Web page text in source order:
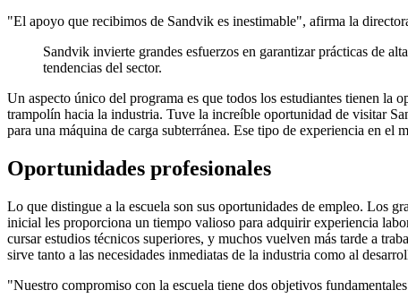
"El apoyo que recibimos de Sandvik es inestimable", afirma la
Sandvik invierte grandes esfuerzos en garantizar prácticas de
tendencias del sector.
Un aspecto único del programa es que todos los estudiantes tienen la
trampolín hacia la industria. Tuve la increíble oportunidad de visitar
para una máquina de carga subterránea. Ese tipo de experiencia en
Oportunidades profesionales
Lo que distingue a la escuela son sus oportunidades de empleo. Los
inicial les proporciona un tiempo valioso para adquirir experiencia
cursar estudios técnicos superiores, y muchos vuelven más tarde a
sirve tanto a las necesidades inmediatas de la industria como al
"Nuestro compromiso con la escuela tiene dos objetivos